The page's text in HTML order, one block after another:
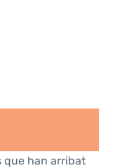
que han arribat